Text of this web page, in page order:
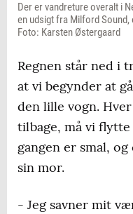
Der er vandreture overalt i
en udsigt fra Milford Sound,
Foto: Karsten Østergaard
Regnen står ned i
at vi begynder at
den lille vogn.
tilbage, må vi
gangen er smal,
sin mor.
- Jeg savner mit